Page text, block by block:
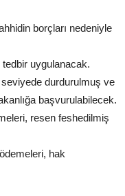
borçları nedeniyle
tedbir uygulanacak.
seviyede durdurulmuş ve
başvurulabilecek.
resen feshedilmiş
hak